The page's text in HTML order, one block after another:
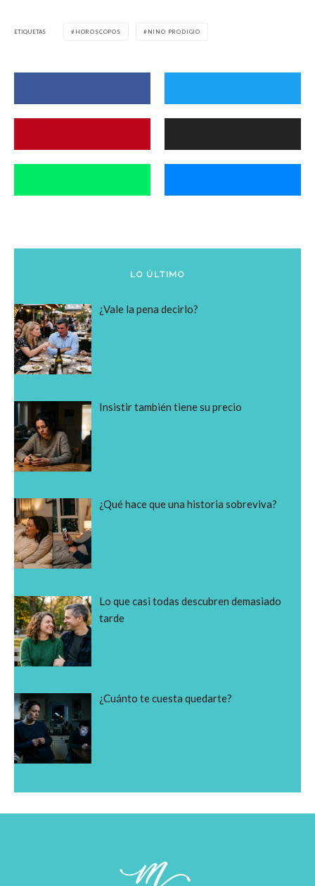
ETIQUETAS HOROSCOPOS NINO PRODIGIO
LO ÚLTIMO
¿Vale la pena decirlo?
Insistir también tiene su precio
¿Qué hace que una historia sobreviva?
Lo que casi todas descubren demasiado
tarde
¿Cuánto te cuesta quedarte?